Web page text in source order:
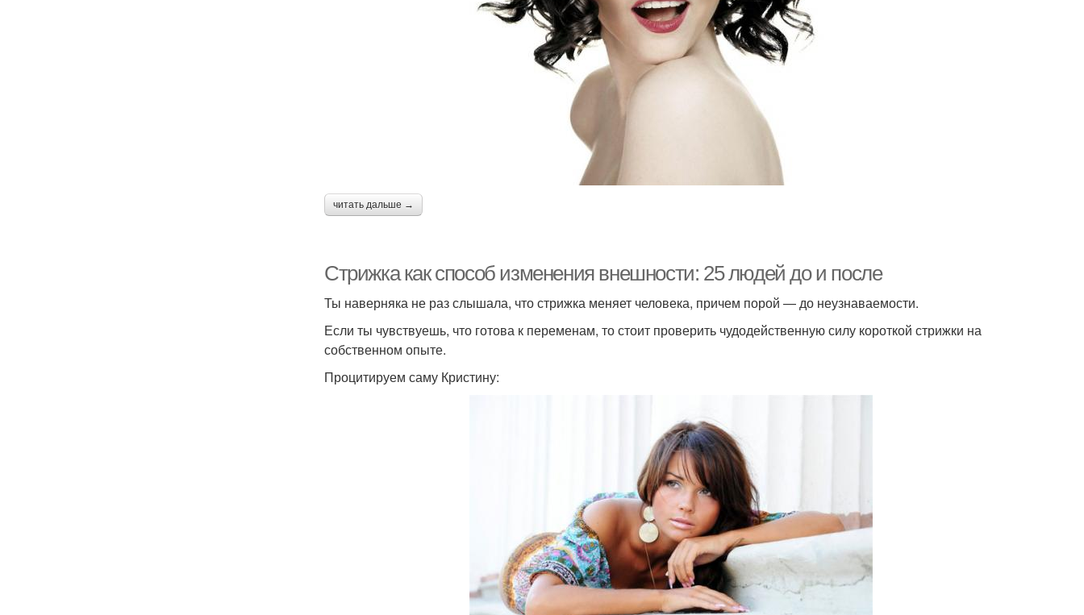
читать дальше →
Стрижка как способ изменения внешности: 25 людей до и после
Ты наверняка не раз слышала, что стрижка меняет человека, причем порой — до неузнаваемости.
Если ты чувствуешь, что готова к переменам, то стоит проверить чудодейственную силу короткой стрижки на
собственном опыте.
Процитируем саму Кристину: